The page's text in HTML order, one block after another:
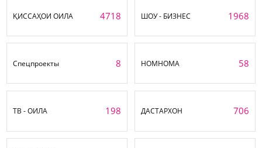
ҚИССАҲОИ ОИЛА 4718 ШОУ - БИЗНЕС 1968
Спецпроекты 8 НОМНОМА 58
ТВ - ОИЛА 198 ДАСТАРХОН 706